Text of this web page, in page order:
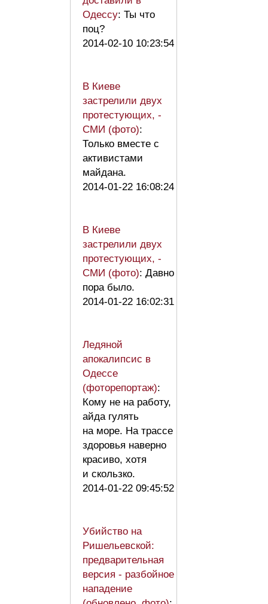
Одессу: Ты что
поц?
2014-02-10 10:23:54
В Киеве
застрелили двух
протестующих, -
СМИ (фото):
Только вместе с
активистами
майдана.
2014-01-22 16:08:24
В Киеве
застрелили двух
протестующих, -
СМИ (фото): Давно
пора было.
2014-01-22 16:02:31
Ледяной
апокалипсис в
Одессе
(фоторепортаж):
Кому не на работу,
айда гулять
на море. На трассе
здоровья наверно
красиво, хотя
и скользко.
2014-01-22 09:45:52
Убийство на
Ришельевской:
предварительная
версия - разбойное
нападение